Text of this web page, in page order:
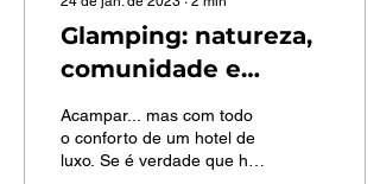
Glamping: natureza,
comunidade e
actividades de
grupo, mas sem
deixar de lado o luxo.
Acampar... mas com todo
o conforto de um hotel de
luxo. Se é verdade que há